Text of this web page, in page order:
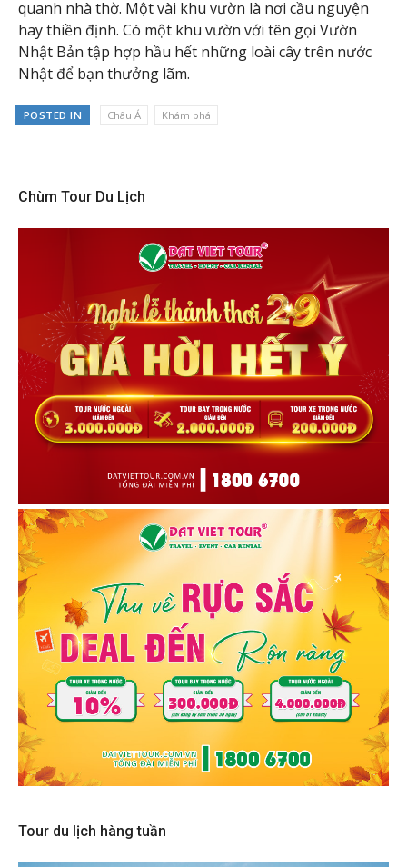
quanh nhà thờ. Một vài khu vườn là nơi cầu nguyện
hay thiền định. Có một khu vườn với tên gọi Vườn
Nhật Bản tập hợp hầu hết những loài cây trên nước
Nhật để bạn thưởng lãm.
POSTED IN Châu Á Khám phá
Chùm Tour Du Lịch
Tour du lịch hàng tuần